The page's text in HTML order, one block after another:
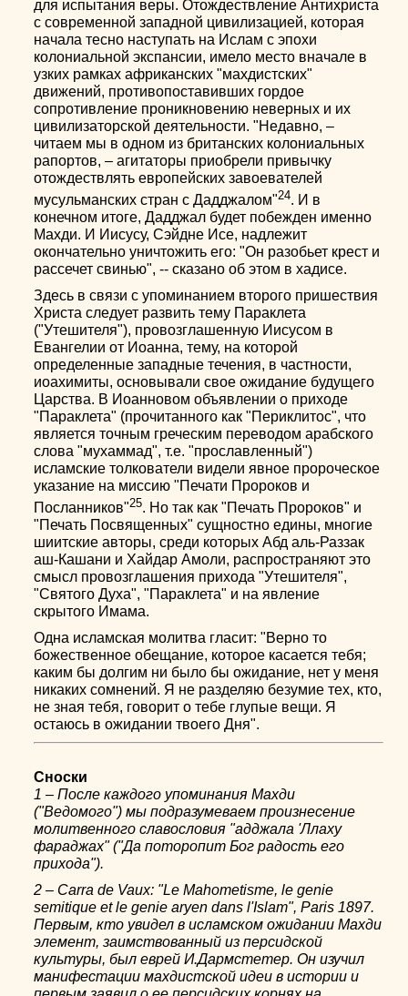
для испытания веры. Отождествление Антихриста
с современной западной цивилизацией, которая
начала тесно наступать на Ислам с эпохи
колониальной экспансии, имело место вначале в
узких рамках африканских "махдистских"
движений, противопоставивших гордое
сопротивление проникновению неверных и их
цивилизаторской деятельности. "Недавно, –
читаем мы в одном из британских колониальных
рапортов, – агитаторы приобрели привычку
отождествлять европейских завоевателей
мусульманских стран с Дадджалом"24. И в
конечном итоге, Дадджал будет побежден именно
Махди. И Иисусу, Сэйдне Исе, надлежит
окончательно уничтожить его: "Он разобьет крест и
рассечет свинью", -- сказано об этом в хадисе.
Здесь в связи с упоминанием второго пришествия
Христа следует развить тему Параклета
("Утешителя"), провозглашенную Иисусом в
Евангелии от Иоанна, тему, на которой
определенные западные течения, в частности,
иоахимиты, основывали свое ожидание будущего
Царства. В Иоанновом объявлении о приходе
"Параклета" (прочитанного как "Периклитос", что
является точным греческим переводом арабского
слова "мухаммад", т.е. "прославленный")
исламские толкователи видели явное пророческое
указание на миссию "Печати Пророков и
Посланников"25. Но так как "Печать Пророков" и
"Печать Посвященных" сущностно едины, многие
шиитские авторы, среди которых Абд аль-Раззак
аш-Кашани и Хайдар Амоли, распространяют это
смысл провозглашения прихода "Утешителя",
"Святого Духа", "Параклета" и на явление
скрытого Имама.
Одна исламская молитва гласит: "Верно то
божественное обещание, которое касается тебя;
каким бы долгим ни было бы ожидание, нет у меня
никаких сомнений. Я не разделяю безумие тех, кто,
не зная тебя, говорит о тебе глупые вещи. Я
остаюсь в ожидании твоего Дня".
Сноски
1 – После каждого упоминания Махди
("Ведомого") мы подразумеваем произнесение
молитвенного славословия "адджала 'Ллаху
фараджах" ("Да поторопит Бог радость его
прихода").
2 – Carra de Vaux: "Le Mahometisme, le genie
semitique et le genie aryen dans l'Islam", Paris 1897.
Первым, кто увидел в исламском ожидании Махди
элемент, заимствованный из персидской
культуры, был еврей И.Дармстетер. Он изучил
манифестации махдистской идеи в истории и